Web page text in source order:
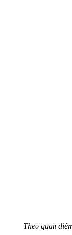
Theo quan